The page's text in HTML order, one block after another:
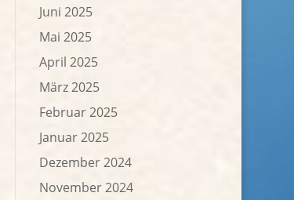
Juni 2025
Mai 2025
April 2025
März 2025
Februar 2025
Januar 2025
Dezember 2024
November 2024